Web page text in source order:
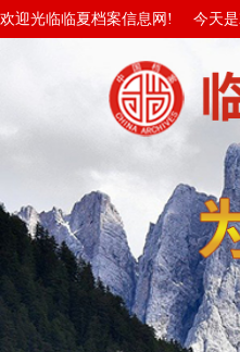
欢迎光临临夏档案信息网! 今天